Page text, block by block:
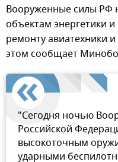
Вооруженные силы РФ
объектам энергетики
ремонту авиатехники
этом сообщает
"Сегодня ночью
Российской
высокоточным
ударными